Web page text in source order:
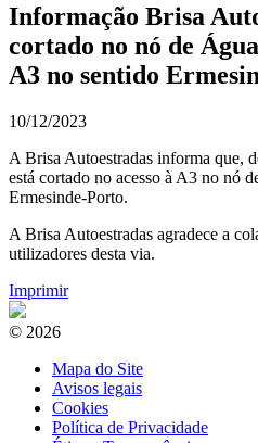
Informação Brisa
cortado no nó de
A3 no sentido
10/12/2023
A Brisa Autoestradas informa que,
está cortado no acesso à A3 no nó
Ermesinde-Porto.
A Brisa Autoestradas agradece a
utilizadores desta via.
Imprimir
© 2026
Mapa do Site
Avisos legais
Cookies
Política de Privacidade